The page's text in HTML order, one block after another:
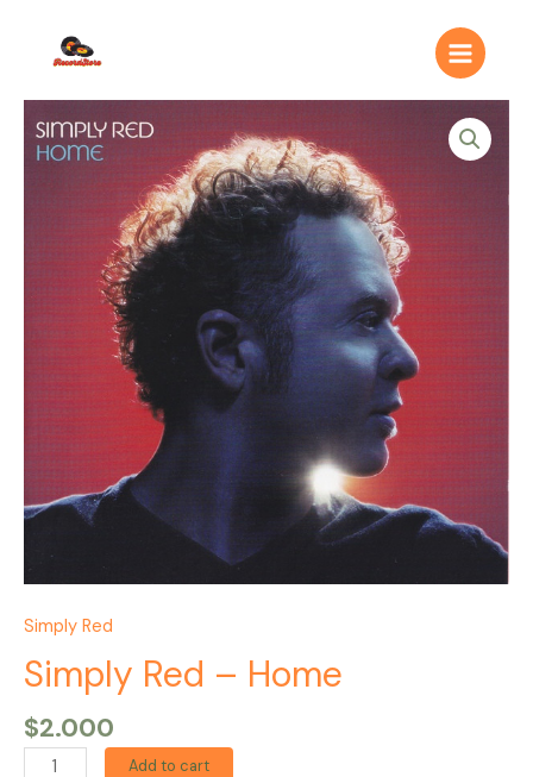
contenido
Main
Menu
Simply Red
Simply Red – Home
$2.000
Red
Add to cart